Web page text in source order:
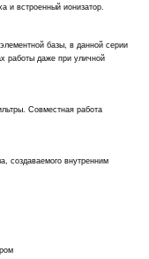
и встроенный ионизатор.
базы, в данной серии
работы даже при уличной
Совместная работа
создаваемого внутренним